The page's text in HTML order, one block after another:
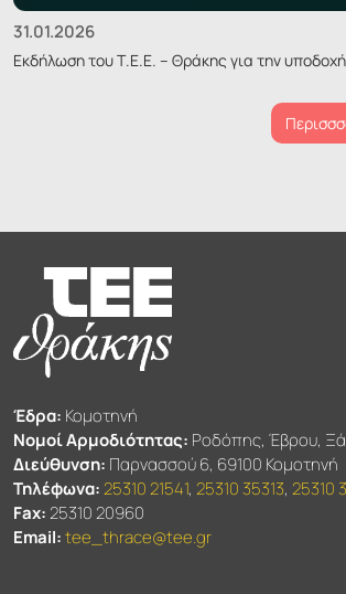
31.01.2026
Εκδήλωση του Τ.Ε.Ε. – Θράκης για την
Έδρα: Κομοτηνή
Νομοί Αρμοδιότητας: Ροδόπης, Έβρου,
Διεύθυνση: Παρνασσού 6, 69100 Κομοτηνή
Τηλέφωνα:25310 21541,25310 35313,25310
Fax:25310 20960
Email:tee_thrace@tee.gr